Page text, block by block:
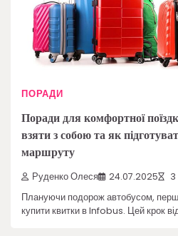
ПОРАДИ
Поради для комфортної
взяти з собою та як
маршруту
Руденко Олеся 24.07.2025 3
Плануючи подорож автобусом,
купити квитки в Infobus. Цей крок